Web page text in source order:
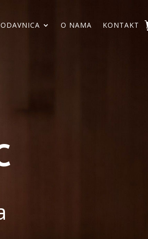
O NAMA KONTAKT